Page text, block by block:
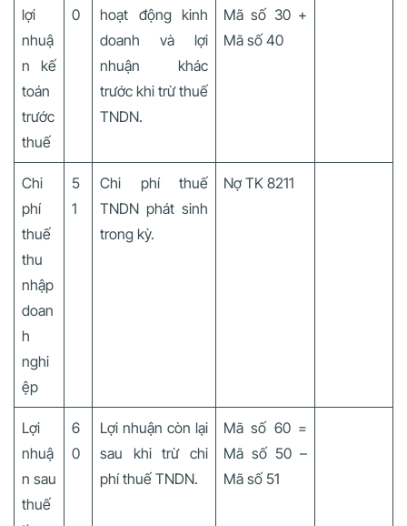
lợi
nhuậ
n kế
toán
trước
thuế
0
hoạt động kinh
doanh và lợi
nhuận khác
trước khi trừ thuế
TNDN.
Mã số 30 +
Mã số 40
Chi
phí
thuế
thu
nhập
doan
h
nghi
ệp
5
1
Chi phí thuế
TNDN phát sinh
trong kỳ.
Nợ TK 8211
Lợi
nhuậ
n sau
thuế
6
0
Lợi nhuận còn lại
sau khi trừ chi
phí thuế TNDN.
Mã số 60 =
Mã số 50 –
Mã số 51